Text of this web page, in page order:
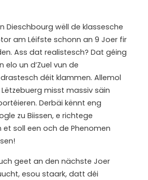
Dieschbourg wëll de klassesche
am Léifste schonn an 9 Joer fir
Ass dat realistesch? Dat géing
un d’Zuel vun de
déit klammen. Allemol
misst massiv säin
Derbäi kënnt eng
zu Biissen, e richtege
et soll een och de Phenomen
geet an den nächste Joer
esou staark, datt déi